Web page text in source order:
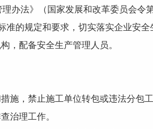
办法》（国家发展和改革委员会令
的规定和要求，切实落实企业安全
配备安全生产管理人员。
，禁止施工单位转包或违法分包工
治理工作。